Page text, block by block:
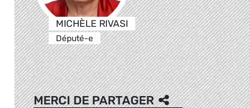
MICHÈLE RIVASI
Député-e
MERCI DE PARTAGER